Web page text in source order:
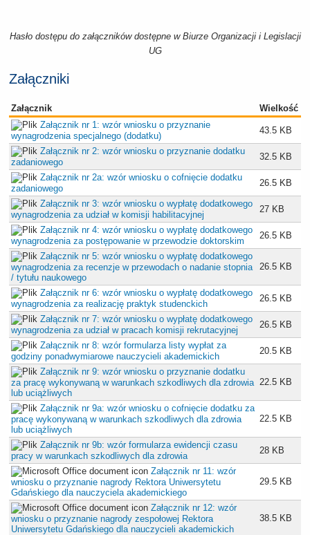
Hasło dostępu do załączników dostępne w Biurze Organizacji i Legislacji
UG
Załączniki
Załącznik
Wielkość
Załącznik nr 1: wzór wniosku o przyznanie
wynagrodzenia specjalnego (dodatku)
43.5 KB
Załącznik nr 2: wzór wniosku o przyznanie dodatku
zadaniowego
32.5 KB
Załącznik nr 2a: wzór wniosku o cofnięcie dodatku
zadaniowego
26.5 KB
Załącznik nr 3: wzór wniosku o wypłatę dodatkowego
wynagrodzenia za udział w komisji habilitacyjnej
27 KB
Załącznik nr 4: wzór wniosku o wypłatę dodatkowego
wynagrodzenia za postępowanie w przewodzie doktorskim
26.5 KB
Załącznik nr 5: wzór wniosku o wypłatę dodatkowego
wynagrodzenia za recenzje w przewodach o nadanie stopnia
/ tytułu naukowego
26.5 KB
Załącznik nr 6: wzór wniosku o wypłatę dodatkowego
wynagrodzenia za realizację praktyk studenckich
26.5 KB
Załącznik nr 7: wzór wniosku o wypłatę dodatkowego
wynagrodzenia za udział w pracach komisji rekrutacyjnej
26.5 KB
Załącznik nr 8: wzór formularza listy wypłat za
godziny ponadwymiarowe nauczycieli akademickich
20.5 KB
Załącznik nr 9: wzór wniosku o przyznanie dodatku
za pracę wykonywaną w warunkach szkodliwych dla zdrowia
lub uciążliwych
22.5 KB
Załącznik nr 9a: wzór wniosku o cofnięcie dodatku za
pracę wykonywaną w warunkach szkodliwych dla zdrowia
lub uciążliwych
22.5 KB
Załącznik nr 9b: wzór formularza ewidencji czasu
pracy w warunkach szkodliwych dla zdrowia
28 KB
Załącznik nr 11: wzór
wniosku o przyznanie nagrody Rektora Uniwersytetu
Gdańskiego dla nauczyciela akademickiego
29.5 KB
Załącznik nr 12: wzór
wniosku o przyznanie nagrody zespołowej Rektora
Uniwersytetu Gdańskiego dla nauczycieli akademickich
38.5 KB